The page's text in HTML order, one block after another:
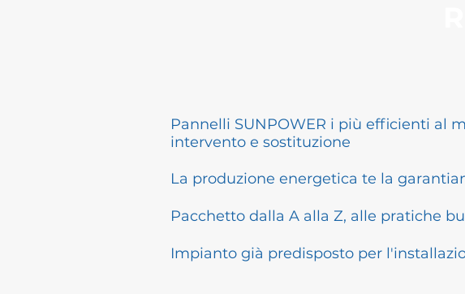
Pannelli SUNPOWER i più efficienti al
intervento e sostituzione
La produzione energetica te la
Pacchetto dalla A alla Z, alle pratiche
Impianto già predisposto per